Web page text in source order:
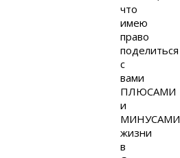
что
имею
право
поделиться
с
вами
ПЛЮСАМИ
и
МИНУСАМИ
жизни
в